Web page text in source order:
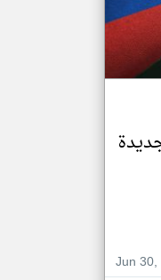
تغيير الدولة
على مدار الساعة
العاجلة والمباشرة
Jun